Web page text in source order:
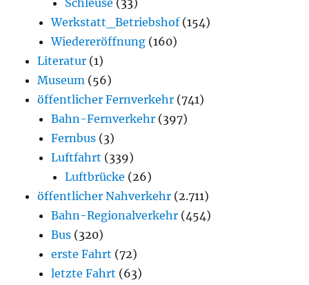
Schleuse (33)
Werkstatt_Betriebshof(154)
Wiedereröffnung (160)
Literatur (1)
Museum (56)
öffentlicher Fernverkehr (741)
Bahn-Fernverkehr (397)
Fernbus (3)
Luftfahrt (339)
Luftbrücke (26)
öffentlicher Nahverkehr (2.711)
Bahn-Regionalverkehr (454)
Bus (320)
erste Fahrt (72)
letzte Fahrt (63)